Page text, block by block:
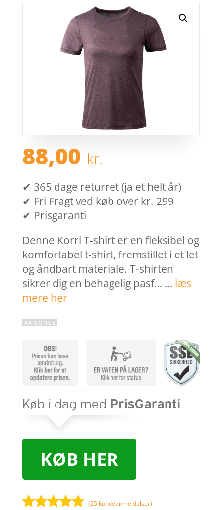
88,00 kr.
✔ 365 dage returret (ja et helt år)
✔ Fri Fragt ved køb over kr. 299
✔ Prisgaranti
Denne Korrl T-shirt er en fleksibel og
komfortabel t-shirt, fremstillet i et let
og åndbart materiale. T-shirten
sikrer dig en behagelig pasf… … læs
mere her
KØB HER
(25 kundeanmeldelser)